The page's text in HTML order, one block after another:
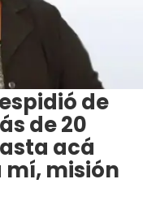
de
de 20
acá
misión